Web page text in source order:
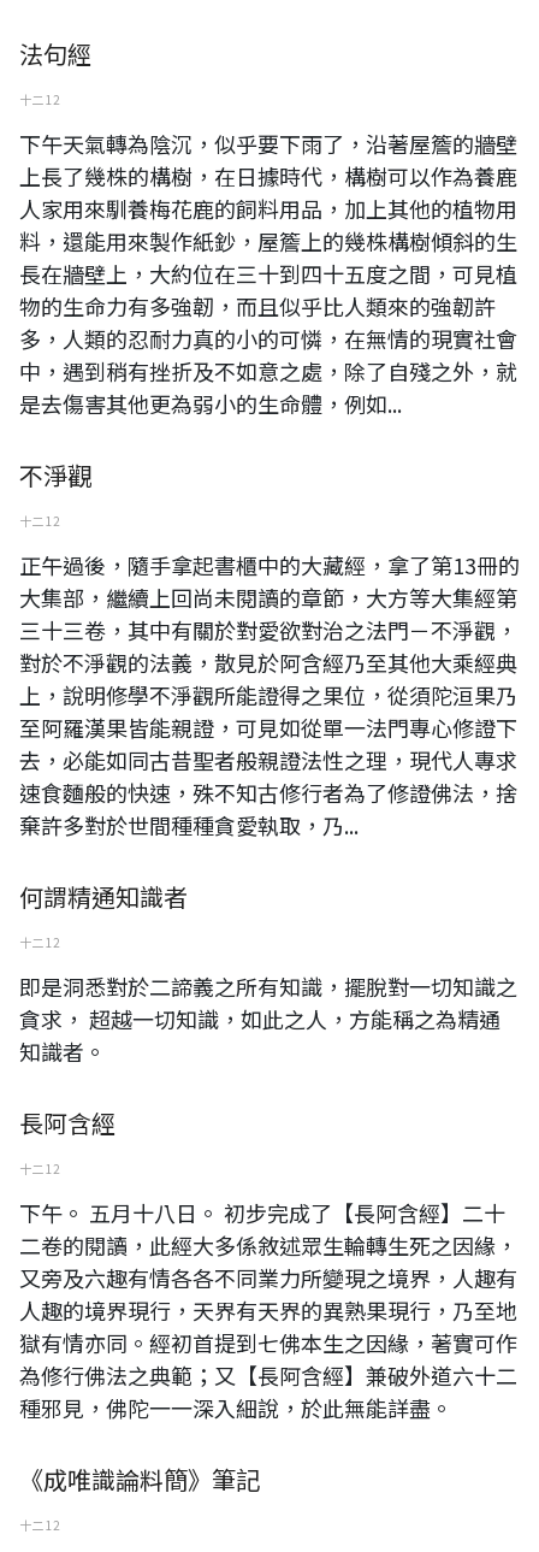
法句經
十二 12
下午天氣轉為陰沉，似乎要下雨了，沿著屋簷的牆壁
上長了幾株的構樹，在日據時代，構樹可以作為養鹿
人家用來馴養梅花鹿的飼料用品，加上其他的植物用
料，還能用來製作紙鈔，屋簷上的幾株構樹傾斜的生
長在牆壁上，大約位在三十到四十五度之間，可見植
物的生命力有多強韌，而且似乎比人類來的強韌許
多，人類的忍耐力真的小的可憐，在無情的現實社會
中，遇到稍有挫折及不如意之處，除了自殘之外，就
是去傷害其他更為弱小的生命體，例如...
不淨觀
十二 12
正午過後，隨手拿起書櫃中的大藏經，拿了第13冊的
大集部，繼續上回尚未閱讀的章節，大方等大集經第
三十三卷，其中有關於對愛欲對治之法門－不淨觀，
對於不淨觀的法義，散見於阿含經乃至其他大乘經典
上，說明修學不淨觀所能證得之果位，從須陀洹果乃
至阿羅漢果皆能親證，可見如從單一法門專心修證下
去，必能如同古昔聖者般親證法性之理，現代人專求
速食麵般的快速，殊不知古修行者為了修證佛法，捨
棄許多對於世間種種貪愛執取，乃...
何謂精通知識者
十二 12
即是洞悉對於二諦義之所有知識，擺脫對一切知識之
貪求， 超越一切知識，如此之人，方能稱之為精通
知識者。
長阿含經
十二 12
下午。 五月十八日。 初步完成了【長阿含經】二十
二卷的閱讀，此經大多係敘述眾生輪轉生死之因緣，
又旁及六趣有情各各不同業力所變現之境界，人趣有
人趣的境界現行，天界有天界的異熟果現行，乃至地
獄有情亦同。經初首提到七佛本生之因緣，著實可作
為修行佛法之典範；又【長阿含經】兼破外道六十二
種邪見，佛陀一一深入細說，於此無能詳盡。
《成唯識論料簡》筆記
十二 12